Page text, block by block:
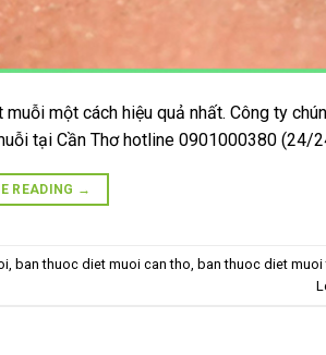
một cách hiệu quả nhất. Công ty
tại Cần Thơ hotline 0901000380 (24/
READING →
ban thuoc diet muoi can tho ban thuoc diet muoi